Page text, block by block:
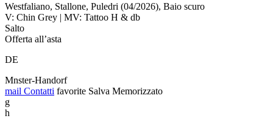
Westfaliano, Stallone, Puledri (04/2026), Baio scuro
V: Chin Grey | MV: Tattoo H & db
Salto
Offerta all’asta
DE
Mnster-Handorf
mail Contatti favorite Salva Memorizzato
g
h